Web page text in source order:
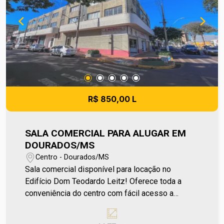
pequenas variações. Ref imv 785
R$ 850,00 L
SALA COMERCIAL PARA ALUGAR EM
DOURADOS/MS
Centro - Dourados/MS
Sala comercial disponível para locação no
Edifício Dom Teodardo Leitz! Oferece toda a
conveniência do centro com fácil acesso a
edifício conta com várias opções de salas